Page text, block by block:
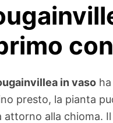
in vaso
presto, la pianta
attorno alla chioma.